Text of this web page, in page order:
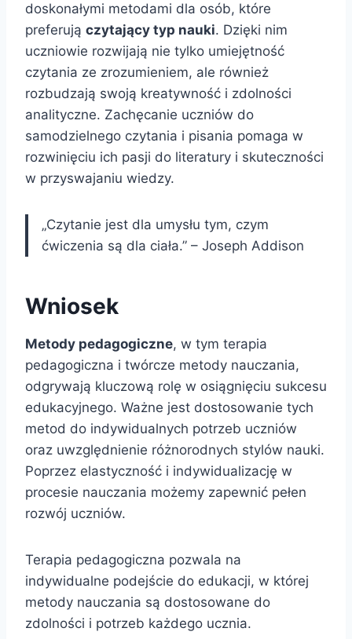
doskonałymi metodami dla osób, które
preferują czytający typ nauki. Dzięki nim
uczniowie rozwijają nie tylko umiejętność
czytania ze zrozumieniem, ale również
rozbudzają swoją kreatywność i zdolności
analityczne. Zachęcanie uczniów do
samodzielnego czytania i pisania pomaga w
rozwinięciu ich pasji do literatury i skuteczności
w przyswajaniu wiedzy.
„Czytanie jest dla umysłu tym, czym
ćwiczenia są dla ciała.” – Joseph Addison
Wniosek
Metody pedagogiczne, w tym terapia
pedagogiczna i twórcze metody nauczania,
odgrywają kluczową rolę w osiągnięciu sukcesu
edukacyjnego. Ważne jest dostosowanie tych
metod do indywidualnych potrzeb uczniów
oraz uwzględnienie różnorodnych stylów nauki.
Poprzez elastyczność i indywidualizację w
procesie nauczania możemy zapewnić pełen
rozwój uczniów.
Terapia pedagogiczna pozwala na
indywidualne podejście do edukacji, w której
metody nauczania są dostosowane do
zdolności i potrzeb każdego ucznia.